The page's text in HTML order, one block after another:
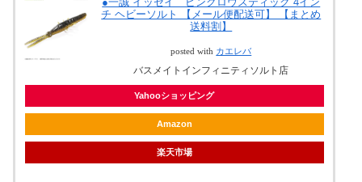
チ ヘビーソルト 【メール便配送可】 【まとめ
送料割】
posted with カエレバ
バスメイトインフィニティソルト店
Yahooショッピング
Amazon
楽天市場